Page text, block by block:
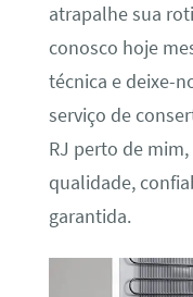
atrapalhe sua
conosco hoje
técnica e deixe-
serviço de
RJ perto de
qualidade,
garantida.